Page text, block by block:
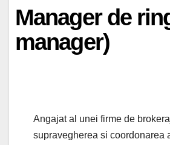
Manager de
manager)
Angajat al unei firme de
supravegherea si coordonarea